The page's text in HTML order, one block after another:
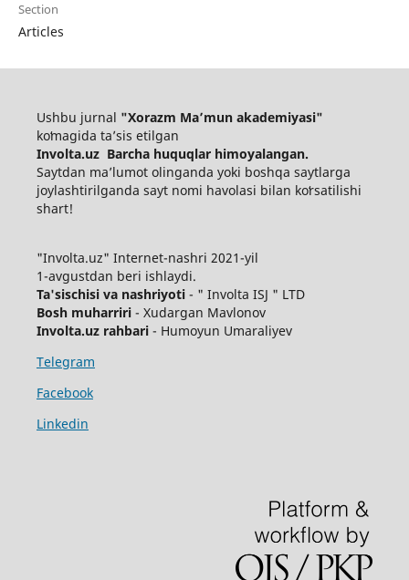
Section
Articles
Ushbu jurnal "Xorazm Maʼmun akademiyasi"
koʻmagida ta’sis etilgan
Involta.uz Barcha huquqlar himoyalangan.
Saytdan maʼlumot olinganda yoki boshqa saytlarga
joylashtirilganda sayt nomi havolasi bilan koʻrsatilishi
shart!
"Involta.uz" Internet-nashri 2021-yil
1-avgustdan beri ishlaydi.
Ta'sischisi va nashriyoti- " Involta ISJ " LTD
Bosh muharriri- Xudargan Mavlonov
Involta.uz rahbari- Humoyun Umaraliyev
Telegram
Facebook
Linkedin